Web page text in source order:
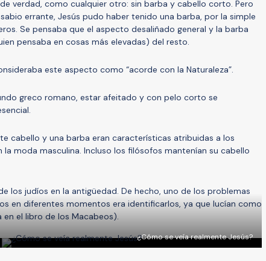
verdad, como cualquier otro: sin barba y cabello corto. Pero
errante, Jesús pudo haber tenido una barba, por la simple
Se pensaba que el aspecto desaliñado general y la barba
pensaba en cosas más elevadas) del resto.
este aspecto como “acorde con la Naturaleza”.
greco romano, estar afeitado y con pelo corto se
cabello y una barba eran características atribuidas a los
la moda masculina. Incluso los filósofos mantenían su cabello
los judíos en la antigüedad. De hecho, uno de los problemas
en diferentes momentos era identificarlos, ya que lucían como
el libro de los Macabeos).
¿Cómo se veía realmente Jesús?